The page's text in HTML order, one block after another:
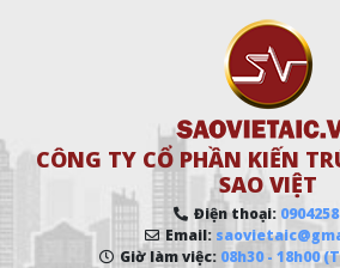
CÔNG TY CỔ PHẦN KIẾN
SAO VIỆT
Điện thoại:
Email:
Giờ làm việc: 08h30 - 18h00